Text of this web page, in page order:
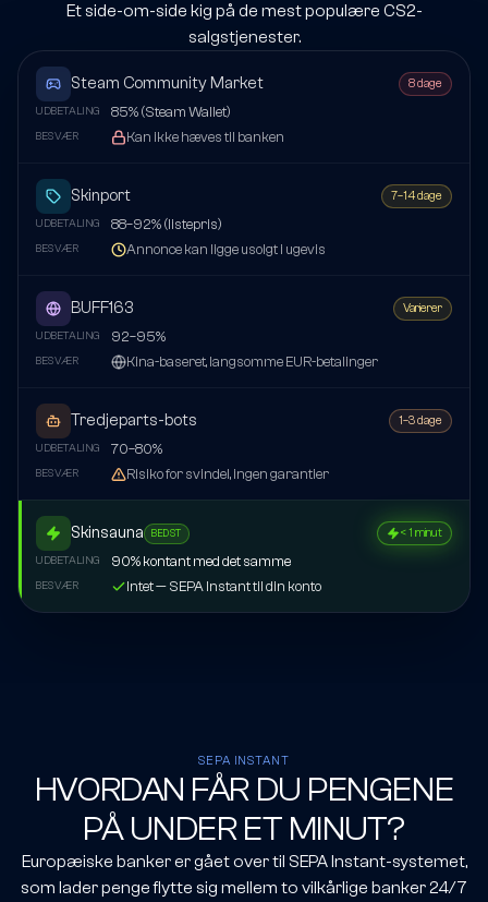
Et side-om-side kig på de mest populære CS2-
salgstjenester.
Steam Community Market 8 dage
UDBETALING 85% (Steam Wallet)
BESVÆR Kan ikke hæves til banken
Skinport 7–14 dage
UDBETALING 88–92% (listepris)
BESVÆR Annonce kan ligge usolgt i ugevis
BUFF163 Varierer
UDBETALING 92–95%
BESVÆR Kina-baseret, langsomme EUR-betalinger
Tredjeparts-bots 1–3 dage
UDBETALING 70–80%
BESVÆR Risiko for svindel, ingen garantier
Skinsauna BEDST < 1 minut
UDBETALING 90% kontant med det samme
BESVÆR Intet — SEPA Instant til din konto
SEPA INSTANT
HVORDAN FÅR DU PENGENE
PÅ UNDER ET MINUT?
Europæiske banker er gået over til SEPA Instant-systemet,
som lader penge flytte sig mellem to vilkårlige banker 24/7